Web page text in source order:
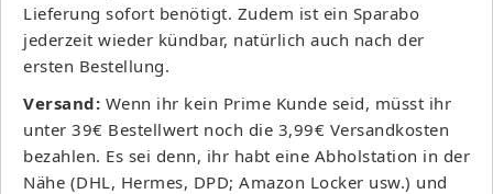
Lieferung sofort benötigt. Zudem ist ein Sparabo
jederzeit wieder kündbar, natürlich auch nach der
ersten Bestellung.
Versand: Wenn ihr kein Prime Kunde seid, müsst ihr
unter 39€ Bestellwert noch die 3,99€ Versandkosten
bezahlen. Es sei denn, ihr habt eine Abholstation in der
Nähe (DHL, Hermes, DPD; Amazon Locker usw.) und